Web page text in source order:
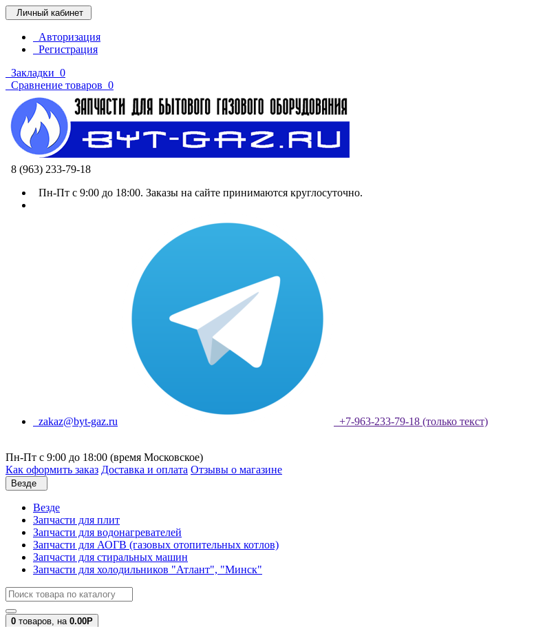
Личный кабинет
Авторизация
Регистрация
Закладки 0
Сравнение товаров 0
8 (963) 233-79-18
Пн-Пт с 9:00 до 18:00. Заказы на сайте принимаются круглосуточно.
zakaz@byt-gaz.ru +7-963-233-79-18 (только текст)
Пн-Пт с 9:00 до 18:00 (время Московское)
Как оформить заказ Доставка и оплата Отзывы о магазине
Везде
Везде
Запчасти для плит
Запчасти для водонагревателей
Запчасти для АОГВ (газовых отопительных котлов)
Запчасти для стиральных машин
Запчасти для холодильников "Атлант", "Минск"
0 товаров, на 0.00Р